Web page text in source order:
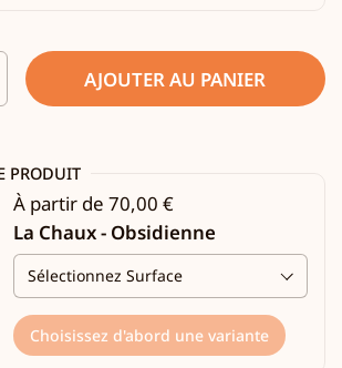
AJOUTER AU PANIER
PRODUIT
À partir de 70,00 €
La Chaux - Obsidienne
Choisissez d'abord une variante